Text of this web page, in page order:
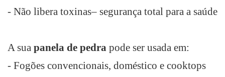
- Não libera toxinas– segurança total para a saúde
A sua panela de pedra pode ser usada em:
- Fogões convencionais, doméstico e cooktops